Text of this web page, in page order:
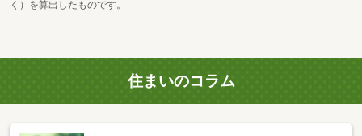
く）を算出したものです。
住まいのコラム